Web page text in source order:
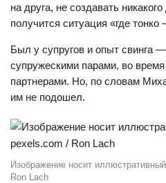
на друга, не создавать
получится ситуация «где
Был у супругов и опыт свинга
супружескими парами, во
партнерами. Но, по словам
им не подошел.
Изображение носит
Ron Lach